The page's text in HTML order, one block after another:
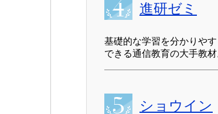
進研ゼミ
基礎的な学習を分かりや
できる通信教育の大手教材
ショウイン